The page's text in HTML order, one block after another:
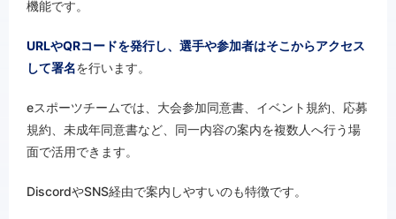
機能です。
URLやQRコードを発行し、選手や参加者はそこからアクセス
して署名を行います。
eスポーツチームでは、大会参加同意書、イベント規約、応募
規約、未成年同意書など、同一内容の案内を複数人へ行う場
面で活用できます。
DiscordやSNS経由で案内しやすいのも特徴です。